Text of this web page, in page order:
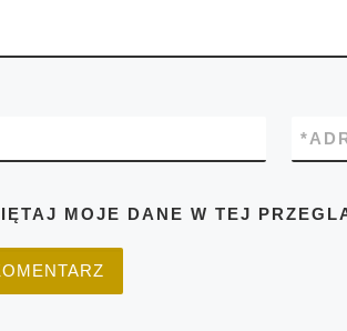
*
MOJE DANE W TEJ